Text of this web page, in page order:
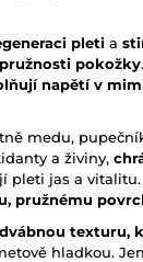
pleti a
pokožky
napětí v
medu,
a živiny,
pleti jas a
pružnému
texturu,
hladkou.